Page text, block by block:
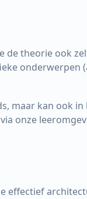
de theorie ook
maar kan ook
onze
effectief